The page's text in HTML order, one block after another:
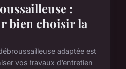
:
bien choisir la
adaptée est
vos travaux d'entretien